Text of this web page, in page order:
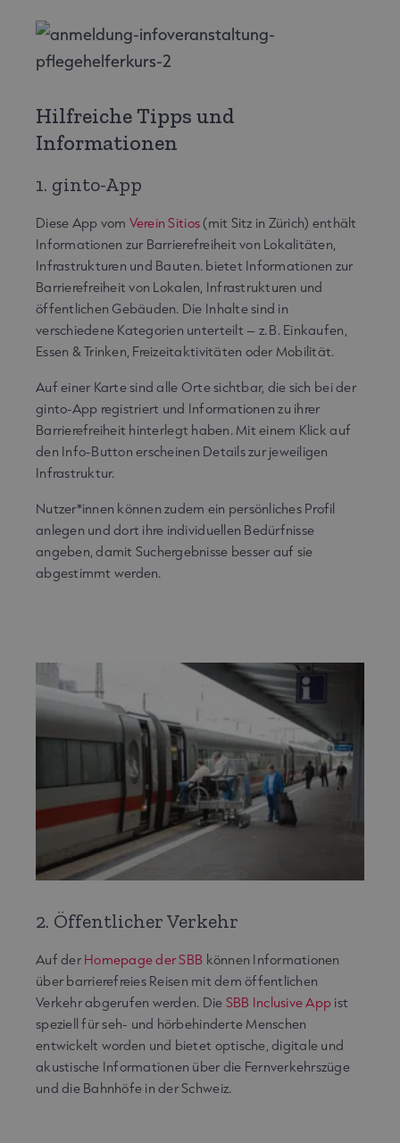
Hilfreiche Tipps und
Informationen
1. ginto-App
Diese App vom Verein Sitios(mit Sitz in Zürich) enthält
Informationen zur Barrierefreiheit von Lokalitäten,
Infrastrukturen und Bauten. bietet Informationen zur
Barrierefreiheit von Lokalen, Infrastrukturen und
öffentlichen Gebäuden. Die Inhalte sind in
verschiedene Kategorien unterteilt – z. B. Einkaufen,
Essen & Trinken, Freizeitaktivitäten oder Mobilität.
Auf einer Karte sind alle Orte sichtbar, die sich bei der
ginto-App registriert und Informationen zu ihrer
Barrierefreiheit hinterlegt haben. Mit einem Klick auf
den Info-Button erscheinen Details zur jeweiligen
Infrastruktur.
Nutzer*innen können zudem ein persönliches Profil
anlegen und dort ihre individuellen Bedürfnisse
angeben, damit Suchergebnisse besser auf sie
abgestimmt werden.
2. Öffentlicher Verkehr
Auf der Homepage der SBB können Informationen
über barrierefreies Reisen mit dem öffentlichen
Verkehr abgerufen werden. Die SBB Inclusive App ist
speziell für seh- und hörbehinderte Menschen
entwickelt worden und bietet optische, digitale und
akustische Informationen über die Fernverkehrszüge
und die Bahnhöfe in der Schweiz.